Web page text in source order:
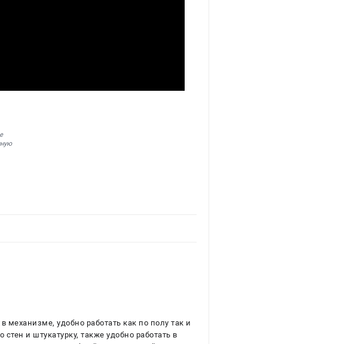
механизме, удобно работать как по полу так и
и штукатурку, также удобно работать в